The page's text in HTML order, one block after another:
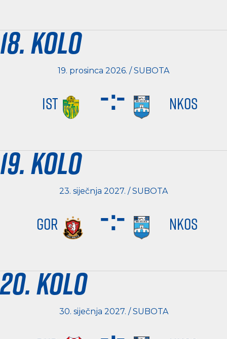
18. kolo
19. prosinca 2026. / SUBOTA
IST -:- NKOS
19. kolo
23. siječnja 2027. / SUBOTA
GOR -:- NKOS
20. kolo
30. siječnja 2027. / SUBOTA